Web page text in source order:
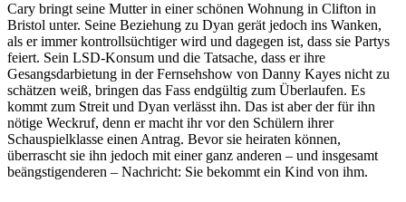
Cary bringt seine Mutter in einer schönen Wohnung in Clifton in
Bristol unter. Seine Beziehung zu Dyan gerät jedoch ins Wanken,
als er immer kontrollsüchtiger wird und dagegen ist, dass sie Partys
feiert. Sein LSD-Konsum und die Tatsache, dass er ihre
Gesangsdarbietung in der Fernsehshow von Danny Kayes nicht zu
schätzen weiß, bringen das Fass endgültig zum Überlaufen. Es
kommt zum Streit und Dyan verlässt ihn. Das ist aber der für ihn
nötige Weckruf, denn er macht ihr vor den Schülern ihrer
Schauspielklasse einen Antrag. Bevor sie heiraten können,
überrascht sie ihn jedoch mit einer ganz anderen – und insgesamt
beängstigenderen – Nachricht: Sie bekommt ein Kind von ihm.